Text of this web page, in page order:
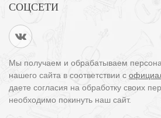
СОЦСЕТИ
Мы получаем и обрабатываем
нашего сайта в соответствии с
даете согласия на обработку своих
необходимо покинуть наш сайт.